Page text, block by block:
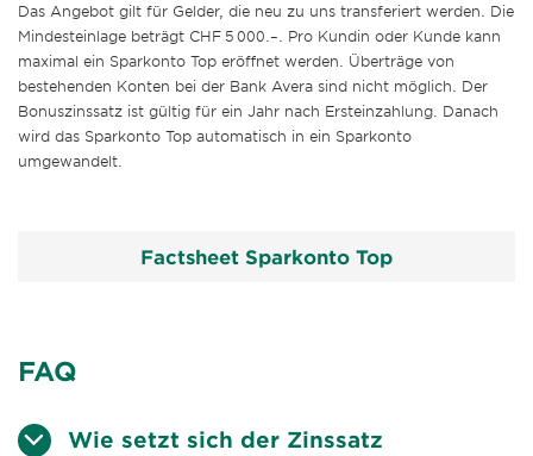
Das Angebot gilt für Gelder, die neu zu uns transferiert werden. Die
Mindesteinlage beträgt CHF 5 000.–. Pro Kundin oder Kunde kann
maximal ein Sparkonto Top eröffnet werden. Überträge von
bestehenden Konten bei der Bank Avera sind nicht möglich. Der
Bonuszinssatz ist gültig für ein Jahr nach Ersteinzahlung. Danach
wird das Sparkonto Top automatisch in ein Sparkonto
umgewandelt.
Factsheet Sparkonto Top
FAQ
Wie setzt sich der Zinssatz